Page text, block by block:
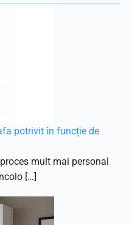
potrivit în funcție de
mult mai personal
[…]